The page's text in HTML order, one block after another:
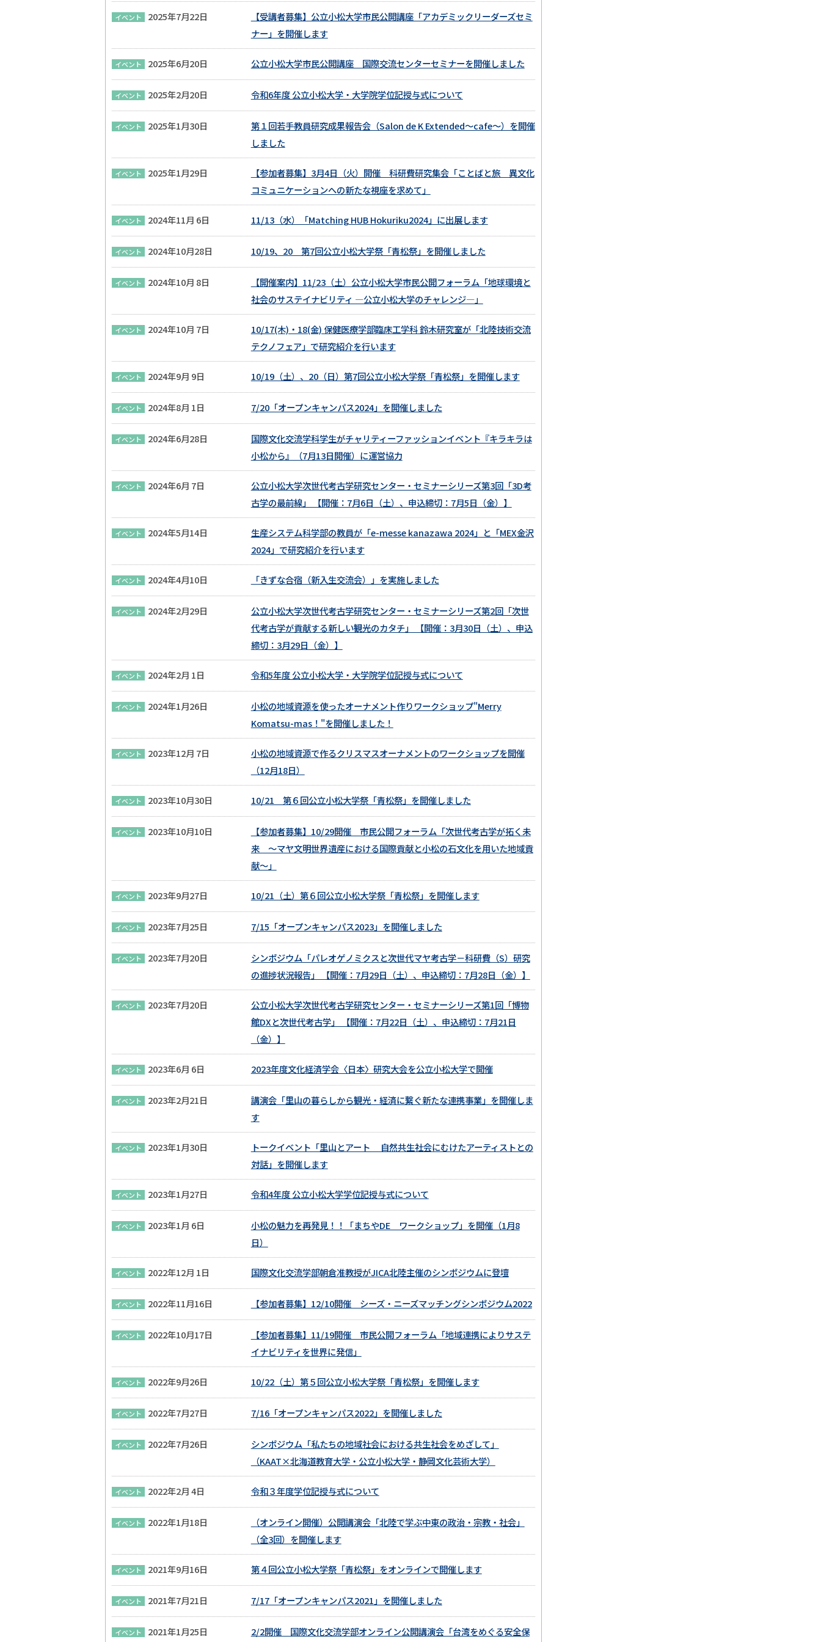
イベント 2025年7月22日
【受講者募集】公立小松大学市民公開講座「アカデミックリーダーズセミ
ナー」を開催します
イベント 2025年6月20日 公立小松大学市民公開講座 国際交流センターセミナーを開催しました
イベント 2025年2月20日 令和6年度 公立小松大学・大学院学位記授与式について
イベント 2025年1月30日
第１回若手教員研究成果報告会（Salon de K Extended～cafe～）を開催
しました
イベント 2025年1月29日
【参加者募集】3月4日（火）開催 科研費研究集会「ことばと旅 異文化
コミュニケーションへの新たな視座を求めて」
イベント 2024年11月 6日 11/13（水）「Matching HUB Hokuriku2024」に出展します
イベント 2024年10月28日 10/19、20 第7回公立小松大学祭「青松祭」を開催しました
イベント 2024年10月 8日
【開催案内】11/23（土）公立小松大学市民公開フォーラム「地球環境と
社会のサステイナビリティ ―公立小松大学のチャレンジ―」
イベント 2024年10月 7日
10/17(木)・18(金) 保健医療学部臨床工学科 鈴木研究室が「北陸技術交流
テクノフェア」で研究紹介を行います
イベント 2024年9月 9日 10/19（土）、20（日）第7回公立小松大学祭「青松祭」を開催します
イベント 2024年8月 1日 7/20「オープンキャンパス2024」を開催しました
イベント 2024年6月28日
国際文化交流学科学生がチャリティーファッションイベント『キラキラは
小松から』（7月13日開催）に運営協力
イベント 2024年6月 7日
公立小松大学次世代考古学研究センター・セミナーシリーズ第3回「3D考
古学の最前線」 【開催：7月6日（土）、申込締切：7月5日（金）】
イベント 2024年5月14日
生産システム科学部の教員が「e-messe kanazawa 2024」と「MEX金沢
2024」で研究紹介を行います
イベント 2024年4月10日 「きずな合宿（新入生交流会）」を実施しました
イベント 2024年2月29日
公立小松大学次世代考古学研究センター・セミナーシリーズ第2回「次世
代考古学が貢献する新しい観光のカタチ」 【開催：3月30日（土）、申込
締切：3月29日（金）】
イベント 2024年2月 1日 令和5年度 公立小松大学・大学院学位記授与式について
イベント 2024年1月26日
小松の地域資源を使ったオーナメント作りワークショップ"Merry
Komatsu-mas！"を開催しました！
イベント 2023年12月 7日
小松の地域資源で作るクリスマスオーナメントのワークショップを開催
（12月18日）
イベント 2023年10月30日 10/21 第６回公立小松大学祭「青松祭」を開催しました
イベント 2023年10月10日
【参加者募集】10/29開催 市民公開フォーラム「次世代考古学が拓く未
来 ～マヤ文明世界遺産における国際貢献と小松の石文化を用いた地域貢
献～」
イベント 2023年9月27日 10/21（土）第６回公立小松大学祭「青松祭」を開催します
イベント 2023年7月25日 7/15「オープンキャンパス2023」を開催しました
イベント 2023年7月20日
シンポジウム「パレオゲノミクスと次世代マヤ考古学－科研費（S）研究
の進捗状況報告」 【開催：7月29日（土）、申込締切：7月28日（金）】
イベント 2023年7月20日
公立小松大学次世代考古学研究センター・セミナーシリーズ第1回「博物
館DXと次世代考古学」 【開催：7月22日（土）、申込締切：7月21日
（金）】
イベント 2023年6月 6日 2023年度文化経済学会〈日本〉研究大会を公立小松大学で開催
イベント 2023年2月21日
講演会「里山の暮らしから観光・経済に繋ぐ新たな連携事業」を開催しま
す
イベント 2023年1月30日
トークイベント「里山とアート 自然共生社会にむけたアーティストとの
対話」を開催します
イベント 2023年1月27日 令和4年度 公立小松大学学位記授与式について
イベント 2023年1月 6日
小松の魅力を再発見！！「まちやDE ワークショップ」を開催（1月8
日）
イベント 2022年12月 1日 国際文化交流学部朝倉准教授がJICA北陸主催のシンポジウムに登壇
イベント 2022年11月16日 【参加者募集】12/10開催 シーズ・ニーズマッチングシンポジウム2022
イベント 2022年10月17日
【参加者募集】11/19開催 市民公開フォーラム「地域連携によりサステ
イナビリティを世界に発信」
イベント 2022年9月26日 10/22（土）第５回公立小松大学祭「青松祭」を開催します
イベント 2022年7月27日 7/16「オープンキャンパス2022」を開催しました
イベント 2022年7月26日
シンポジウム「私たちの地域社会における共生社会をめざして」
（KAAT×北海道教育大学・公立小松大学・静岡文化芸術大学）
イベント 2022年2月 4日 令和３年度学位記授与式について
イベント 2022年1月18日
（オンライン開催）公開講演会「北陸で学ぶ中東の政治・宗教・社会」
（全3回）を開催します
イベント 2021年9月16日 第４回公立小松大学祭「青松祭」をオンラインで開催します
イベント 2021年7月21日 7/17「オープンキャンパス2021」を開催しました
イベント 2021年1月25日 2/2開催 国際文化交流学部オンライン公開講演会「台湾をめぐる安全保